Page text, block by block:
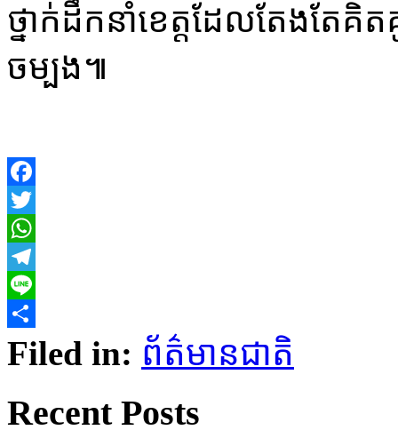
ថ្នាក់ដឹកនាំខេត្តដែលតែងតែ
ចម្បង៕
Facebook
Twitter
WhatsApp
Telegram
Line
Share
Filed in: ព័ត៌មានជាតិ
Recent Posts